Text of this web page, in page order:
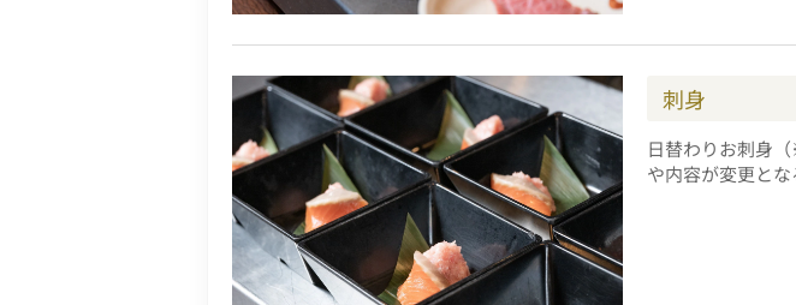
刺身
日替わりお刺身
や内容が変更とな